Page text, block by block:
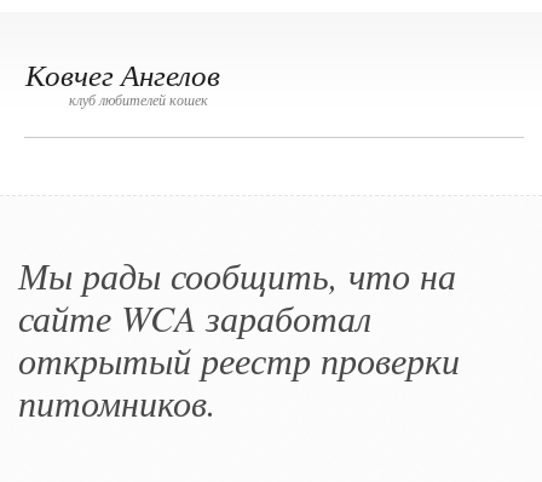
Ковчег Ангелов
клуб любителей кошек
Мы рады сообщить, что на
сайте WCA заработал
открытый реестр проверки
питомников.